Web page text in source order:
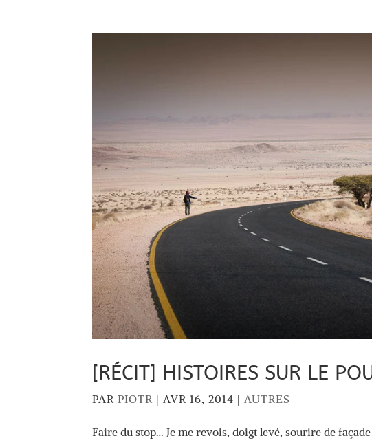
[RÉCIT] HISTOIRES SUR LE
PARPIOTR | AVR 16, 2014 | AUTRES
Faire du stop… Je me revois, doigt levé, sourire de